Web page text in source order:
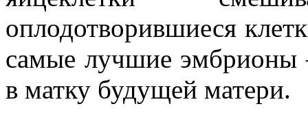
оплодотворившиеся
самые лучшие эмбрионы
в матку будущей матери.